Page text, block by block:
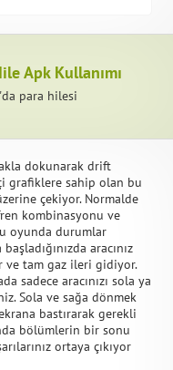
Apk Kullanımı
para hilesi
dokunarak drift
grafiklere sahip olan bu
çekiyor. Normalde
kombinasyonu ve
oyunda durumlar
aracınız
tam gaz ileri gidiyor.
sadece aracınızı sola ya
Sola ve sağa dönmek
bastırarak gerekli
bölümlerin bir sonu
ortaya çıkıyor